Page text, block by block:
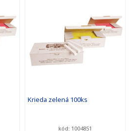
Krieda zelená 100ks
kód: 1004851